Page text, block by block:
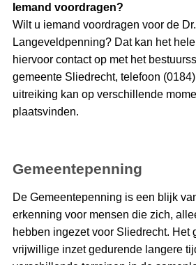
Iemand voordragen?
Wilt u iemand voordragen voor de
Langeveldpenning? Dat kan het
hiervoor contact op met het
gemeente Sliedrecht, telefoon
uitreiking kan op verschillende
plaatsvinden.
Gemeentepenning
De Gemeentepenning is een blijk
erkenning voor mensen die zich,
hebben ingezet voor Sliedrecht. Het
vrijwillige inzet gedurende langere